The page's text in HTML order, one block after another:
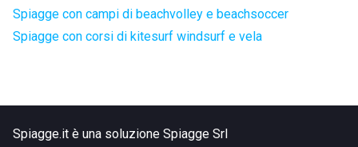
Spiagge con campi di beachvolley e beachsoccer
Spiagge con corsi di kitesurf windsurf e vela
Spiagge.it è una soluzione Spiagge Srl